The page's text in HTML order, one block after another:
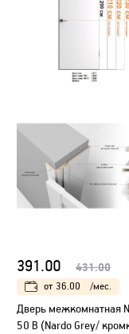
391.00 431.00
от 36.00 /мес.
Дверь межкомнатная
50 B (Nardo Grey/